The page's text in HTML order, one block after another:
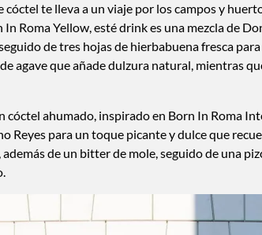
cóctel te lleva a un viaje por los campos y
In Roma Yellow, esté drink es una mezcla de
de tres hojas de hierbabuena fresca
agave que añade dulzura natural, mientras
cóctel ahumado, inspirado en Born In Roma
Reyes para un toque picante y dulce que
de un bitter de mole, seguido de una